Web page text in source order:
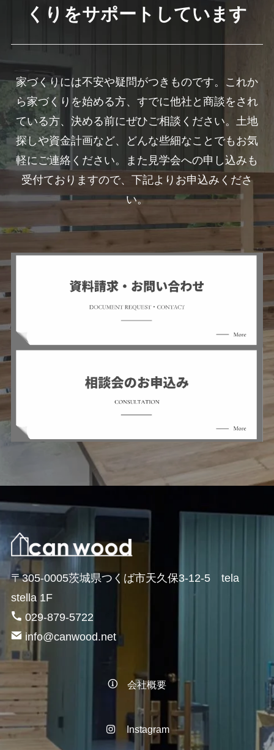
くりをサポートしています
家づくりには不安や疑問がつきものです。これか
ら家づくりを始める方、すでに他社と商談をされ
ている方、決める前にぜひご相談ください。土地
探しや資金計画など、どんな些細なことでもお気
軽にご連絡ください。また見学会への申し込みも
受付ておりますので、下記よりお申込みくださ
い。
〒305-0005茨城県つくば市天久保3-12-5 tela
stella 1F
029-879-5722
info@canwood.net
会社概要
Instagram